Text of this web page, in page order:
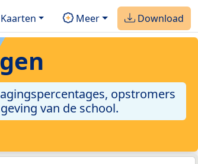
Meer Download
opstromers
van de school.